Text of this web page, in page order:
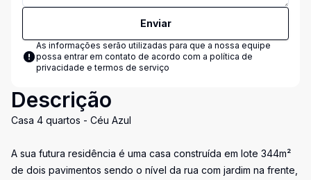
Enviar
As informações serão utilizadas para que a nossa equipe
possa entrar em contato de acordo com a política de
privacidade e termos de serviço
Descrição
Casa 4 quartos - Céu Azul
A sua futura residência é uma casa construída em lote 344m²
de dois pavimentos sendo o nível da rua com jardim na frente,